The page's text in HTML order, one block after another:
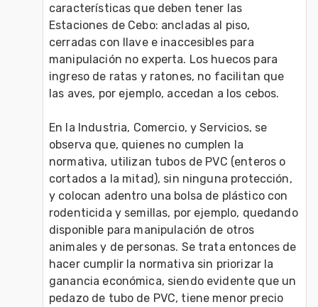
características que deben tener las
Estaciones de Cebo: ancladas al piso,
cerradas con llave e inaccesibles para
manipulación no experta. Los huecos para
ingreso de ratas y ratones, no facilitan que
las aves, por ejemplo, accedan a los cebos.
En la Industria, Comercio, y Servicios, se
observa que, quienes no cumplen la
normativa, utilizan tubos de PVC (enteros o
cortados a la mitad), sin ninguna protección,
y colocan adentro una bolsa de plástico con
rodenticida y semillas, por ejemplo, quedando
disponible para manipulación de otros
animales y de personas. Se trata entonces de
hacer cumplir la normativa sin priorizar la
ganancia económica, siendo evidente que un
pedazo de tubo de PVC, tiene menor precio